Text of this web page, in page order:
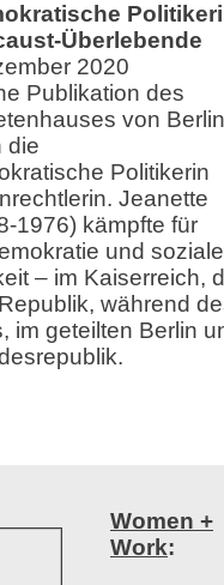
Überlebende
2020
Publikation des
von Berlin
die
Politikerin
Jeanette
1976) kämpfte für
und soziale
– im Kaiserreich,
während
im geteilten Berlin
Women +
Work: